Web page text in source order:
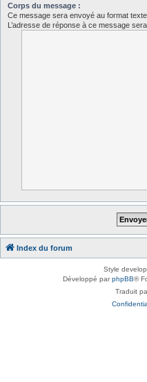
Corps du message :
Ce message sera envoyé au format
L’adresse de réponse à ce message
Index du forum
Style
Développé parphpBB®
Traduit